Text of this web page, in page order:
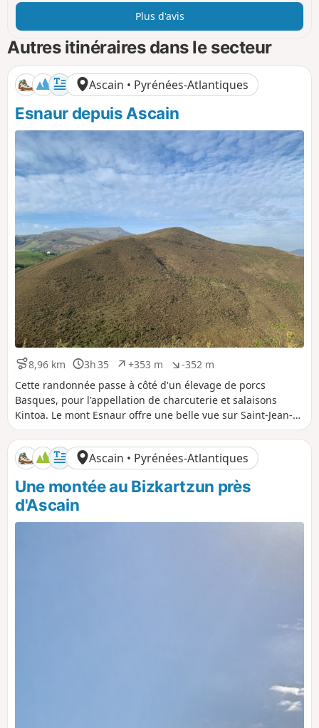
Plus d'avis
Autres itinéraires dans le secteur
Ascain • Pyrénées-Atlantiques
Esnaur depuis Ascain
8,96 km
D
i
s
t
a
n
c
e
3h 35
D
u
r
é
e
+353 m
D
é
n
i
v
e
l
é
p
o
t
-352 m
D
é
n
i
v
e
l
é
n
é
t
Cette randonnée passe à côté d'un élevage de porcs
Basques, pour l'appellation de charcuterie et salaisons
Kintoa. Le mont Esnaur offre une belle vue sur Saint-Jean-
de-Luz et Ascain.
Ascain • Pyrénées-Atlantiques
Une montée au Bizkartzun près
d'Ascain